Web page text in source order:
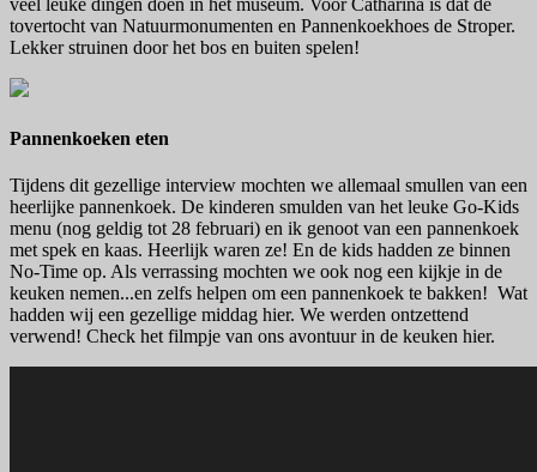
veel leuke dingen doen in het museum. Voor Catharina is dat de
tovertocht van Natuurmonumenten en Pannenkoekhoes de Stroper.
Lekker struinen door het bos en buiten spelen!
Pannenkoeken eten
Tijdens dit gezellige interview mochten we allemaal smullen van een
heerlijke pannenkoek. De kinderen smulden van het leuke Go-Kids
menu (nog geldig tot 28 februari) en ik genoot van een pannenkoek
met spek en kaas. Heerlijk waren ze! En de kids hadden ze binnen
No-Time op. Als verrassing mochten we ook nog een kijkje in de
keuken nemen...en zelfs helpen om een pannenkoek te bakken! Wat
hadden wij een gezellige middag hier. We werden ontzettend
verwend! Check het filmpje van ons avontuur in de keuken hier.